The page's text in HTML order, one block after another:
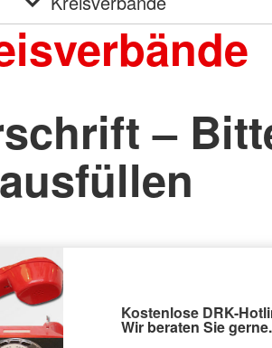
–
ausfüllen
Kostenlose DRK-
Wir beraten Sie gerne.